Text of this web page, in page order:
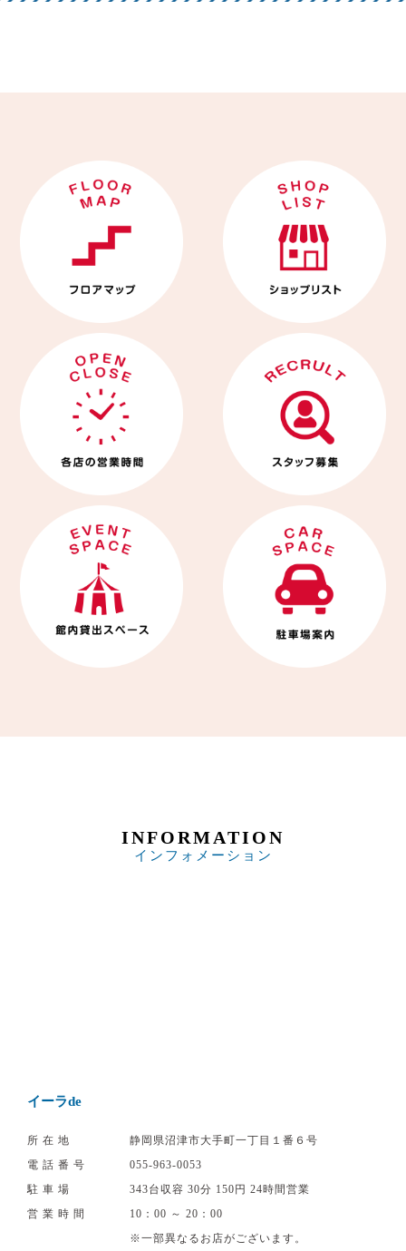
INFORMATION
インフォメーション
イーラde
所在地
静岡県沼津市大手町一丁目１番６号
電話番号
055‐963‐0053
駐車場
343台収容 30分 150円 24時間営業
営業時間
10：00 ～ 20：00
※一部異なるお店がございます。